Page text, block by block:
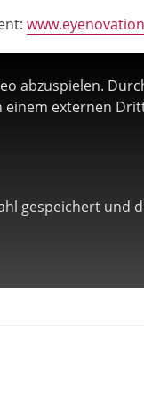
abzuspielen.
einem externen
gespeichert und